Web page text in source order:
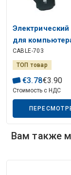
Электрический
для
0,75мм
CABLE-703
ТОП товар
€3.78€3.90
Стоимость с НДС
Вам также